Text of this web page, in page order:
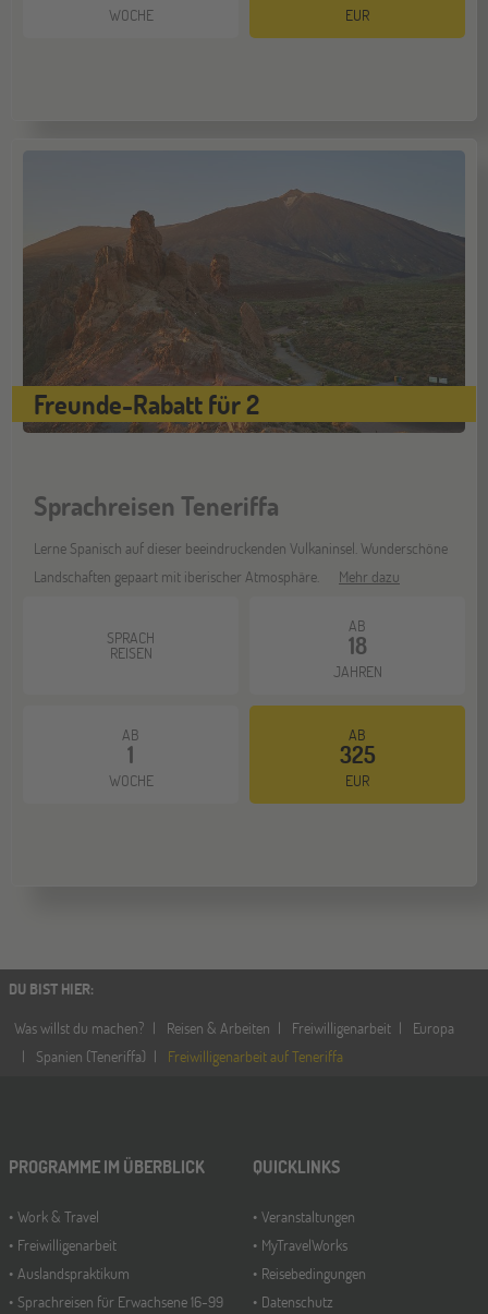
WOCHE EUR
Freunde-Rabatt für 2
Sprachreisen Teneriffa
Lerne Spanisch auf dieser beeindruckenden Vulkaninsel. Wunderschöne
Landschaften gepaart mit iberischer Atmosphäre.
Mehr dazu
SPRACH
REISEN
AB
18
JAHREN
AB
1
WOCHE
AB
325
EUR
DU BIST HIER:
Was willst du machen?
Reisen & Arbeiten Freiwilligenarbeit
Europa
Spanien (Teneriffa)
Freiwilligenarbeit auf Teneriffa
PROGRAMME IM ÜBERBLICK
Work & Travel
Freiwilligenarbeit
Auslandspraktikum
Sprachreisen für Erwachsene 16-99
QUICKLINKS
Veranstaltungen
MyTravelWorks
Reisebedingungen
Datenschutz